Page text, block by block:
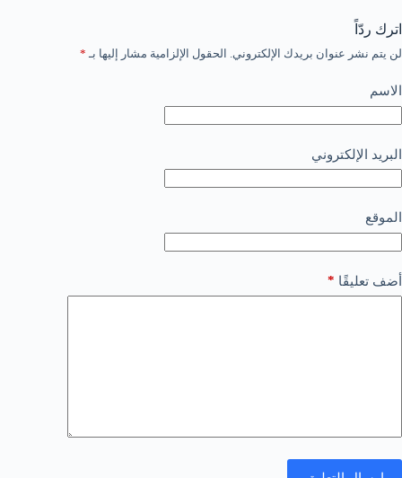
اترك ردّاً
لن يتم نشر عنوان بريدك الإلكتروني. الحقول الإلزامية مشار إليها بـ *
الاسم
البريد الإلكتروني
الموقع
أضف تعليقًا *